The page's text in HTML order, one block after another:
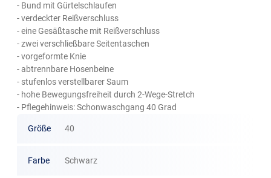
- Bund mit Gürtelschlaufen
- verdeckter Reißverschluss
- eine Gesäßtasche mit Reißverschluss
- zwei verschließbare Seitentaschen
- vorgeformte Knie
- abtrennbare Hosenbeine
- stufenlos verstellbarer Saum
- hohe Bewegungsfreiheit durch 2-Wege-Stretch
- Pflegehinweis: Schonwaschgang 40 Grad
Größe 40
Farbe Schwarz